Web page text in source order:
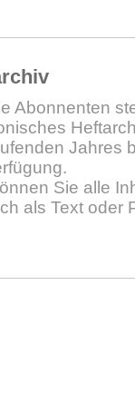
Abonnenten
Jahres
Sie alle
als Text oder